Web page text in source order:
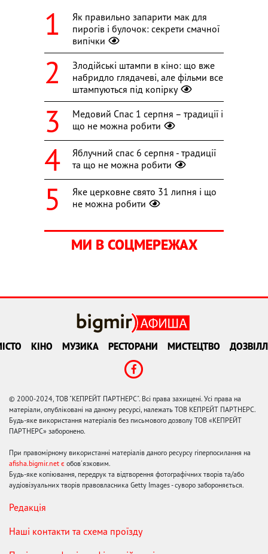
Як правильно запарити мак для
пирогів і булочок: секрети смачної
випічки
Злодійські штампи в кіно: що вже
набридло глядачеві, але фільми все
штампуються під копірку
Медовий Спас 1 серпня – традиції і
що не можна робити
Яблучний спас 6 серпня - традиції
та що не можна робити
Яке церковне свято 31 липня і що
не можна робити
МИ В СОЦМЕРЕЖАХ
КІНО МУЗИКА РЕСТОРАНИ МИСТЕЦТВО
© 2000-2024, ТОВ "КЕПРЕЙТ ПАРТНЕРС". Всі права захищені. Усі права на
матеріали, опубліковані на даному ресурсі, належать ТОВ КЕПРЕЙТ ПАРТНЕРС.
Будь-яке використання матеріалів без письмового дозволу ТОВ «КЕПРЕЙТ
ПАРТНЕРС» заборонено.
При правомірному використанні матеріалів даного ресурсу гіперпосилання на
afisha.bigmir.net є обов'язковим.
Будь-яке копіювання, передрук та відтворення фотографічних творів та/або
аудіовізуальних творів правовласника Getty Images - суворо забороняється.
Редакція
Наші контакти та схема проїзду